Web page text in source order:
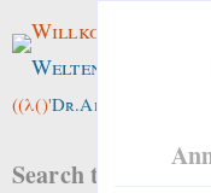
Willkommen im
Weltenwald
((λ()'Dr.ArneBab
Search this site: